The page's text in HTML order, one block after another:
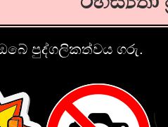
ඔබේ පුද්ගලිකත්වය ගරු.